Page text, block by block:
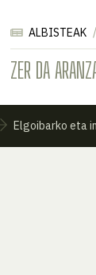
ZER DA
ALBISTEAK
Elgoibarko eta